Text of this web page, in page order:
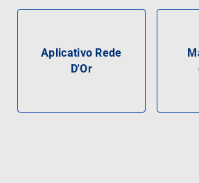
Aplicativo Rede
D'Or